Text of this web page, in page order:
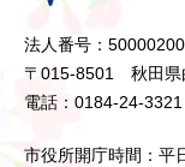
法人番号：
〒015-8501 秋田県
電話：0184-24-3321
市役所開庁時間：平